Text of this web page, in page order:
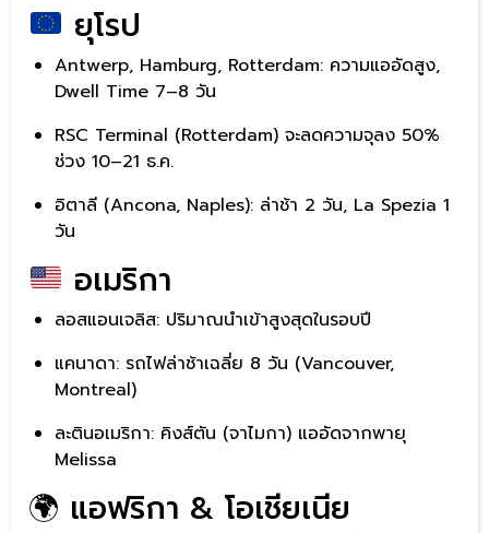
ยุโรป
Antwerp, Hamburg, Rotterdam: ความแออัดสูง,
Dwell Time 7–8 วัน
RSC Terminal (Rotterdam) จะลดความจุลง 50%
ช่วง 10–21 ธ.ค.
อิตาลี (Ancona, Naples): ล่าช้า 2 วัน, La Spezia 1
วัน
อเมริกา
ลอสแอนเจลิส: ปริมาณนำเข้าสูงสุดในรอบปี
แคนาดา: รถไฟล่าช้าเฉลี่ย 8 วัน (Vancouver,
Montreal)
ละตินอเมริกา: คิงส์ตัน (จาไมกา) แออัดจากพายุ
Melissa
🌍 แอฟริกา & โอเชียเนีย